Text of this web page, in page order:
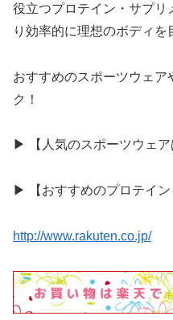
役立つプロテイン・サプリ
り効率的に理想のボディを
おすすめのスポーツウェア
ク！
▶ 【人気のスポーツウェア
▶ 【おすすめのプロテイン
http://www.rakuten.co.jp/